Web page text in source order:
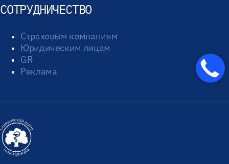
СОТРУДНИЧЕСТВО
Страховым компаниям
Юридическим лицам
GR
Реклама